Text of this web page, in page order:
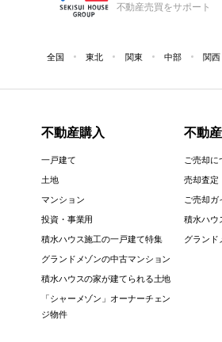
不動産売買をサポート
全国 東北 関東 中部 関西
不動産購入
一戸建て
土地
マンション
投資・事業用
積水ハウス施工の一戸建て特集
グランドメゾンの中古マンション
積水ハウスの家が建てられる土地
「シャーメゾン」オーナーチェン
ジ物件
不動
ご売却に
売却査定
ご売却ガ
積水ハウ
グランド